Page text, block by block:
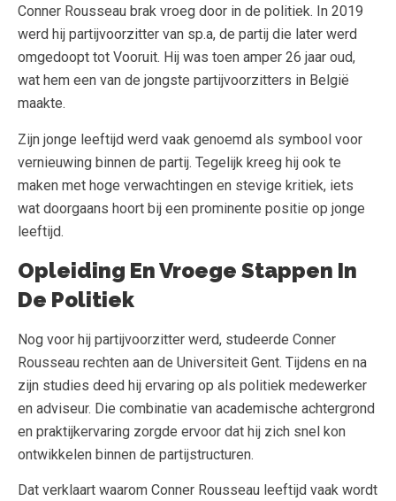
Conner Rousseau brak vroeg door in de politiek. In 2019
werd hij partijvoorzitter van sp.a, de partij die later werd
omgedoopt tot Vooruit. Hij was toen amper 26 jaar oud,
wat hem een van de jongste partijvoorzitters in België
maakte.
Zijn jonge leeftijd werd vaak genoemd als symbool voor
vernieuwing binnen de partij. Tegelijk kreeg hij ook te
maken met hoge verwachtingen en stevige kritiek, iets
wat doorgaans hoort bij een prominente positie op jonge
leeftijd.
Opleiding En Vroege Stappen In
De Politiek
Nog voor hij partijvoorzitter werd, studeerde Conner
Rousseau rechten aan de Universiteit Gent. Tijdens en na
zijn studies deed hij ervaring op als politiek medewerker
en adviseur. Die combinatie van academische achtergrond
en praktijkervaring zorgde ervoor dat hij zich snel kon
ontwikkelen binnen de partijstructuren.
Dat verklaart waarom Conner Rousseau leeftijd vaak wordt